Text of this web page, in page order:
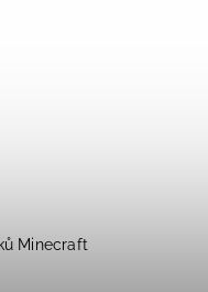
Minecraft